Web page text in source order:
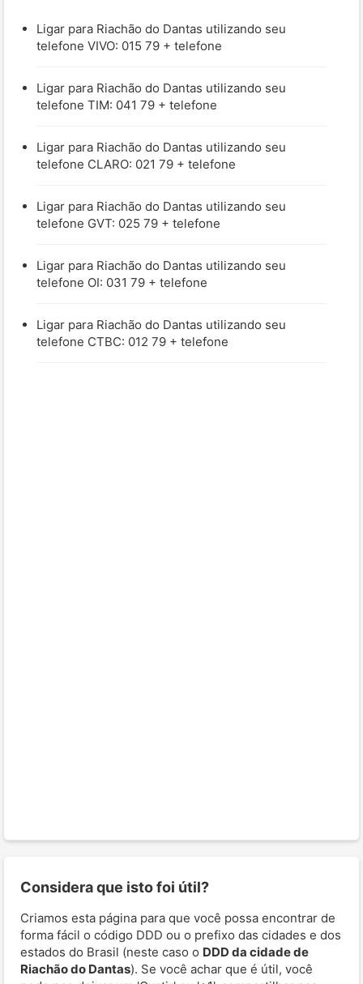
Ligar para Riachão do Dantas utilizando seu
telefone VIVO: 015 79 + telefone
Ligar para Riachão do Dantas utilizando seu
telefone TIM: 041 79 + telefone
Ligar para Riachão do Dantas utilizando seu
telefone CLARO: 021 79 + telefone
Ligar para Riachão do Dantas utilizando seu
telefone GVT: 025 79 + telefone
Ligar para Riachão do Dantas utilizando seu
telefone OI: 031 79 + telefone
Ligar para Riachão do Dantas utilizando seu
telefone CTBC: 012 79 + telefone
Considera que isto foi útil?
Criamos esta página para que você possa encontrar de
forma fácil o código DDD ou o prefixo das cidades e dos
estados do Brasil (neste caso o DDD da cidade de
Riachão do Dantas). Se você achar que é útil, você